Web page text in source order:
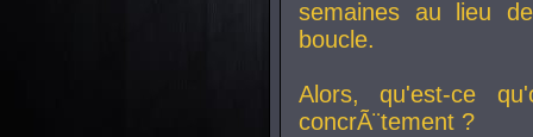
semaines au lieu
boucle.
Alors, qu'est-ce
concrÃ¨tement ?